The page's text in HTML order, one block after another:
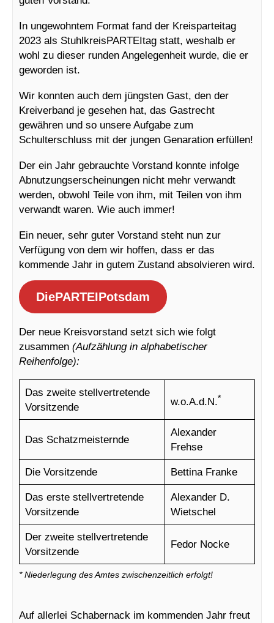
In ungewohntem Format fand der Kreisparteitag
2023 als StuhlkreisPARTEItag statt, weshalb er
wohl zu dieser runden Angelegenheit wurde, die er
geworden ist.
Wir konnten auch dem jüngsten Gast, den der
Kreiverband je gesehen hat, das Gastrecht
gewähren und so unsere Aufgabe zum
Schulterschluss mit der jungen Genaration erfüllen!
Der ein Jahr gebrauchte Vorstand konnte infolge
Abnutzungserscheinungen nicht mehr verwandt
werden, obwohl Teile von ihm, mit Teilen von ihm
verwandt waren. Wie auch immer!
Ein neuer, sehr guter Vorstand steht nun zur
Verfügung von dem wir hoffen, dass er das
kommende Jahr in gutem Zustand absolvieren wird.
DiePARTEIPotsdam
Der neue Kreisvorstand setzt sich wie folgt
zusammen (Aufzählung in alphabetischer
Reihenfolge):
Das zweite stellvertretende
Vorsitzende
w.o.A.d.N.*
Das Schatzmeisternde
Alexander
Frehse
Die Vorsitzende Bettina Franke
Das erste stellvertretende
Vorsitzende
Alexander D.
Wietschel
Der zweite stellvertretende
Vorsitzende
Fedor Nocke
* Niederlegung des Amtes zwischenzeitlich erfolgt!
Auf allerlei Schabernack im kommenden Jahr freut